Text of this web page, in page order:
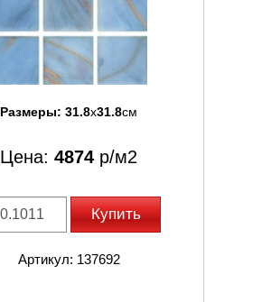
Размеры: 31.8x31.8см
Цена: 4874 р/м2
Купить
Артикул: 137692